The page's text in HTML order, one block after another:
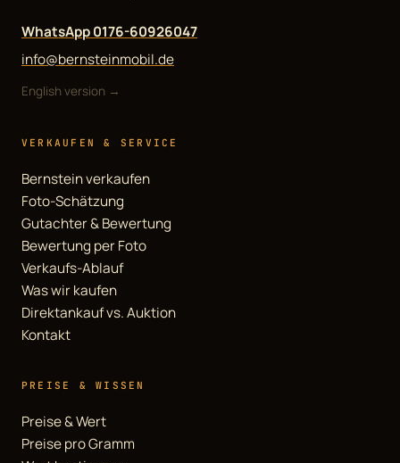
WhatsApp 0176-60926047
info@bernsteinmobil.de
English version →
VERKAUFEN & SERVICE
Bernstein verkaufen
Foto-Schätzung
Gutachter & Bewertung
Bewertung per Foto
Verkaufs-Ablauf
Was wir kaufen
Direktankauf vs. Auktion
Kontakt
PREISE & WISSEN
Preise & Wert
Preise pro Gramm